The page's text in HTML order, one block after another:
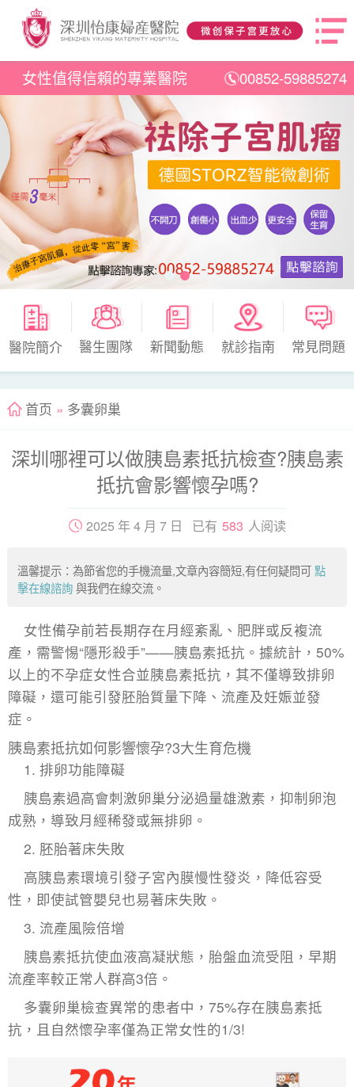
女性值得信賴的專業醫院 00852-59885274
醫院簡介 醫生團隊 新聞動態 就診指南 常見問題
首页 » 多囊卵巢
深圳哪裡可以做胰島素抵抗檢查?胰島素
抵抗會影響懷孕嗎?
2025 年 4 月 7 日 已有 583 人阅读
溫馨提示：為節省您的手機流量,文章內容簡短,有任何疑問可點
擊在線諮詢 與我們在線交流。
女性備孕前若長期存在月經紊亂、肥胖或反複流
產，需警惕“隱形殺手”——胰島素抵抗。據統計，50%
以上的不孕症女性合並胰島素抵抗，其不僅導致排卵
障礙，還可能引發胚胎質量下降、流產及妊娠並發
症。
胰島素抵抗如何影響懷孕?3大生育危機
1. ​排卵功能障礙
胰島素過高會刺激卵巢分泌過量雄激素，抑制卵泡
成熟，導致月經稀發或無排卵。
2. ​胚胎著床失敗
高胰島素環境引發子宮內膜慢性發炎，降低容受
性，即使試管嬰兒也易著床失敗。
3. ​流產風險倍增
胰島素抵抗使血液高凝狀態，胎盤血流受阻，早期
流產率較正常人群高3倍。
​多囊卵巢檢查異常的患者中，75%存在胰島素抵
抗，且自然懷孕率僅為正常女性的1/3!